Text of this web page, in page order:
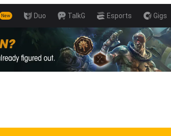
New Duo TalkG Esports Gigs